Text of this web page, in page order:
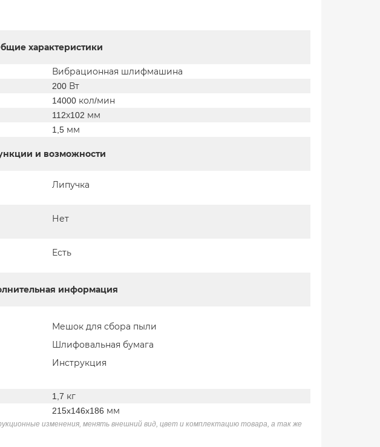
характеристики
Вибрационная шлифмашина
200 Вт
14000 кол/мин
112х102 мм
1,5 мм
и возможности
Липучка
Нет
Есть
информация
Мешок для сбора пыли
Шлифовальная бумага
Инструкция
1,7 кг
215x146x186 мм
изменения, менять внешний вид, цвет и комплектацию товара, а так же